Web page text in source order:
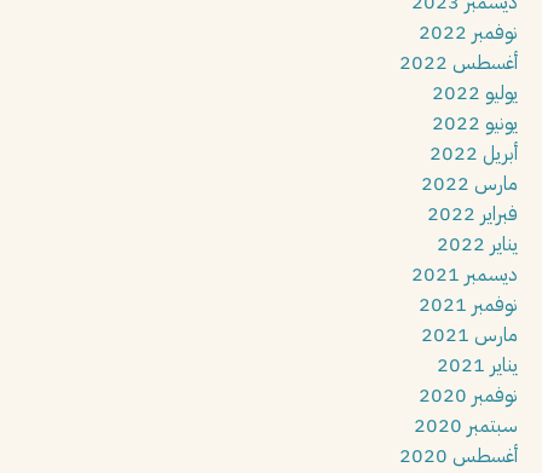
نوفمبر 2022
أغسطس 2022
يوليو 2022
يونيو 2022
أبريل 2022
مارس 2022
فبراير 2022
يناير 2022
ديسمبر 2021
نوفمبر 2021
مارس 2021
يناير 2021
نوفمبر 2020
سبتمبر 2020
أغسطس 2020